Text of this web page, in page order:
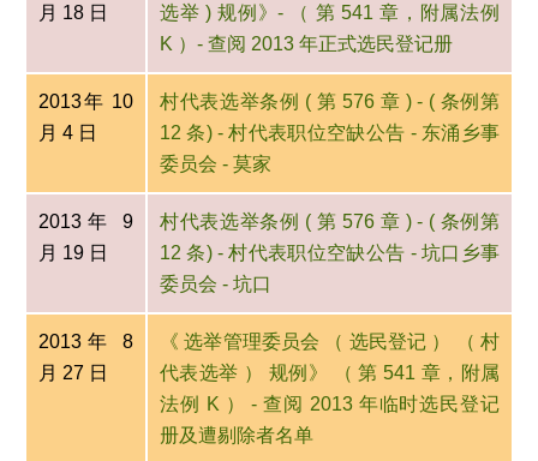
月 18 日
选举 ) 规例》- （ 第 541 章，附属法例
K ）- 查阅 2013 年正式选民登记册
2013年 10
月 4 日
村代表选举条例 ( 第 576 章 ) - ( 条例第
12 条) - 村代表职位空缺公告 - 东涌乡事
委员会 - 莫家
2013年 9
月 19 日
村代表选举条例 ( 第 576 章 ) - ( 条例第
12 条) - 村代表职位空缺公告 - 坑口乡事
委员会 - 坑口
2013年 8
月 27 日
《 选举管理委员会 （ 选民登记 ） （ 村
代表选举 ） 规例》 （ 第 541 章，附属
法例 K ） - 查阅 2013 年临时选民登记
册及遭剔除者名单